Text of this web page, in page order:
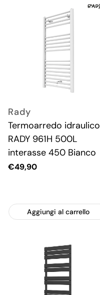
Rady
Termoarredo idraulico
RADY 961H 500L
interasse 450 Bianco
Prezzo
€49,90
Aggiungi al carrello